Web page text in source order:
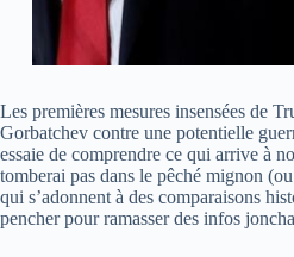
Les premières mesures insensées de
Gorbatchev contre une potentielle
essaie de comprendre ce qui arrive à
tomberai pas dans le pêché mignon
qui s’adonnent à des comparaisons
pencher pour ramasser des infos